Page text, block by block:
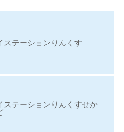
ステーションりんくす
ステーションりんくすせか